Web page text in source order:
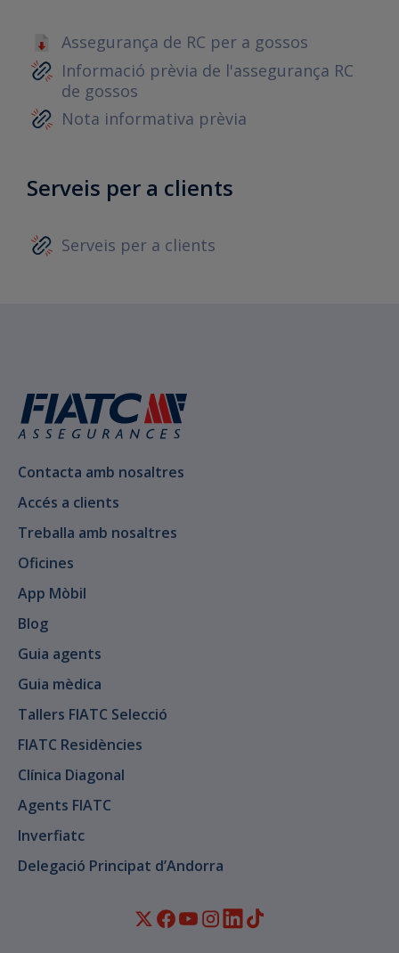
Assegurança de RC per a gossos
Informació prèvia de l'assegurança RC
de gossos
Nota informativa prèvia
Serveis per a clients
Serveis per a clients
Contacta amb nosaltres
Accés a clients
Treballa amb nosaltres
Oficines
App Mòbil
Blog
Guia agents
Guia mèdica
Tallers FIATC Selecció
FIATC Residències
Clínica Diagonal
Agents FIATC
Inverfiatc
Delegació Principat d’Andorra